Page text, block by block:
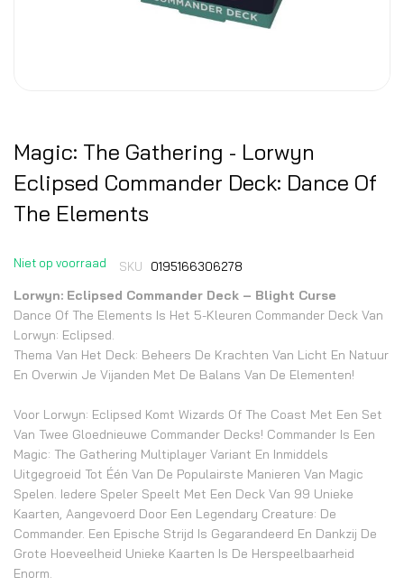
Magic: The Gathering - Lorwyn
Eclipsed Commander Deck: Dance Of
The Elements
Niet op voorraad SKU 0195166306278
Lorwyn: Eclipsed Commander Deck – Blight Curse
Dance Of The Elements Is Het 5-Kleuren Commander Deck Van
Lorwyn: Eclipsed.
Thema Van Het Deck: Beheers De Krachten Van Licht En Natuur
En Overwin Je Vijanden Met De Balans Van De Elementen!
Voor Lorwyn: Eclipsed Komt Wizards Of The Coast Met Een Set
Van Twee Gloednieuwe Commander Decks! Commander Is Een
Magic: The Gathering Multiplayer Variant En Inmiddels
Uitgegroeid Tot Één Van De Populairste Manieren Van Magic
Spelen. Iedere Speler Speelt Met Een Deck Van 99 Unieke
Kaarten, Aangevoerd Door Een Legendary Creature: De
Commander. Een Epische Strijd Is Gegarandeerd En Dankzij De
Grote Hoeveelheid Unieke Kaarten Is De Herspeelbaarheid
Enorm.